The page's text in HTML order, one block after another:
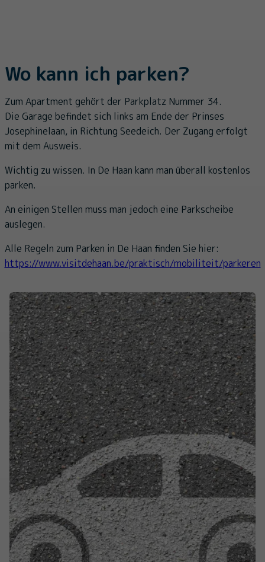
Wo kann ich parken?
Zum Apartment gehört der Parkplatz Nummer 34.
Die Garage befindet sich links am Ende der Prinses
Josephinelaan, in Richtung Seedeich. Der Zugang erfolgt
mit dem Ausweis.
Wichtig zu wissen. In De Haan kann man überall kostenlos
parken.
An einigen Stellen muss man jedoch eine Parkscheibe
auslegen.
Alle Regeln zum Parken in De Haan finden Sie hier:
https://www.visitdehaan.be/praktisch/mobiliteit/parkeren